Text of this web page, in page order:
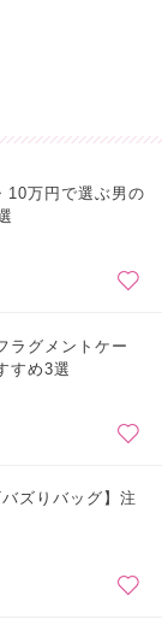
10万円で選ぶ男の
ラグメントケー
すめ3選
ズりバッグ】注